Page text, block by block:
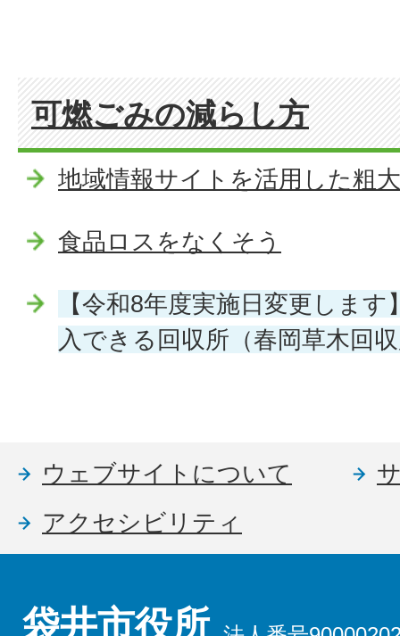
可燃ごみの減らし方
地域情報サイトを活用した粗
食品ロスをなくそう
【令和8年度実施日変更しま
入できる回収所（春岡草木回
ウェブサイトについて
アクセシビリティ
袋井市役所